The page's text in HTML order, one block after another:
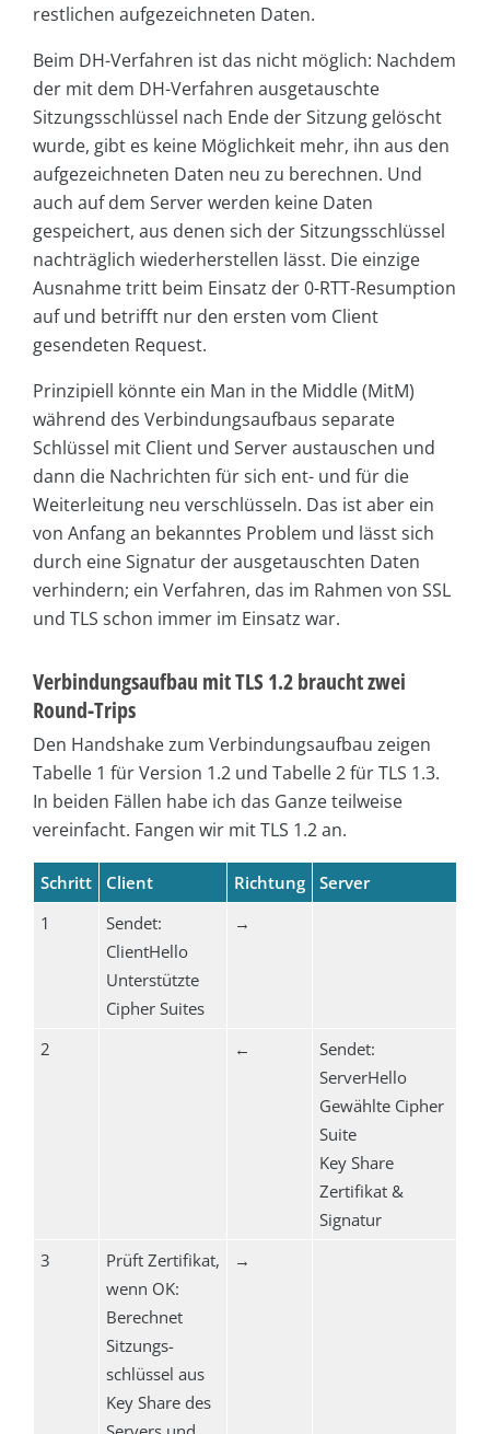
restlichen aufgezeichneten Daten.
Beim DH-Verfahren ist das nicht möglich: Nachdem
der mit dem DH-Verfahren ausgetauschte
Sitzungsschlüssel nach Ende der Sitzung gelöscht
wurde, gibt es keine Möglichkeit mehr, ihn aus den
aufgezeichneten Daten neu zu berechnen. Und
auch auf dem Server werden keine Daten
gespeichert, aus denen sich der Sitzungsschlüssel
nachträglich wiederherstellen lässt. Die einzige
Ausnahme tritt beim Einsatz der 0-RTT-Resumption
auf und betrifft nur den ersten vom Client
gesendeten Request.
Prinzipiell könnte ein Man in the Middle (MitM)
während des Verbindungsaufbaus separate
Schlüssel mit Client und Server austauschen und
dann die Nachrichten für sich ent- und für die
Weiterleitung neu verschlüsseln. Das ist aber ein
von Anfang an bekanntes Problem und lässt sich
durch eine Signatur der ausgetauschten Daten
verhindern; ein Verfahren, das im Rahmen von SSL
und TLS schon immer im Einsatz war.
Verbindungsaufbau mit TLS 1.2 braucht zwei
Round-Trips
Den Handshake zum Verbindungsaufbau zeigen
Tabelle 1 für Version 1.2 und Tabelle 2 für TLS 1.3.
In beiden Fällen habe ich das Ganze teilweise
vereinfacht. Fangen wir mit TLS 1.2 an.
Schritt Client Richtung
Server
1
Sendet:
ClientHello
Unterstützte
Cipher Suites
→
2 ←
Sendet:
ServerHello
Gewählte Cipher
Suite
Key Share
Zertifikat &
Signatur
3
Prüft Zertifikat,
wenn OK:
Berechnet
Sitzungs-
schlüssel aus
Key Share des
→